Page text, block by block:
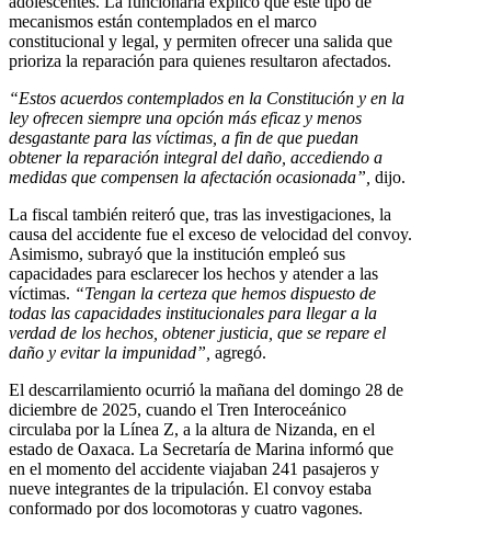
mecanismos están contemplados en el marco
constitucional y legal, y permiten ofrecer una salida que
prioriza la reparación para quienes resultaron afectados.
“Estos acuerdos contemplados en la Constitución y en la
ley ofrecen siempre una opción más eficaz y menos
desgastante para las víctimas, a fin de que puedan
obtener la reparación integral del daño, accediendo a
medidas que compensen la afectación ocasionada”, dijo.
La fiscal también reiteró que, tras las investigaciones, la
causa del accidente fue el exceso de velocidad del convoy.
Asimismo, subrayó que la institución empleó sus
capacidades para esclarecer los hechos y atender a las
víctimas. “Tengan la certeza que hemos dispuesto de
todas las capacidades institucionales para llegar a la
verdad de los hechos, obtener justicia, que se repare el
daño y evitar la impunidad”, agregó.
El descarrilamiento ocurrió la mañana del domingo 28 de
diciembre de 2025, cuando el Tren Interoceánico
circulaba por la Línea Z, a la altura de Nizanda, en el
estado de Oaxaca. La Secretaría de Marina informó que
en el momento del accidente viajaban 241 pasajeros y
nueve integrantes de la tripulación. El convoy estaba
conformado por dos locomotoras y cuatro vagones.